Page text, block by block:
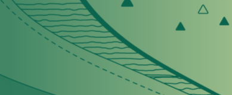
Orienteerujale
Eesti Orienteerumine 100!
Toetamine